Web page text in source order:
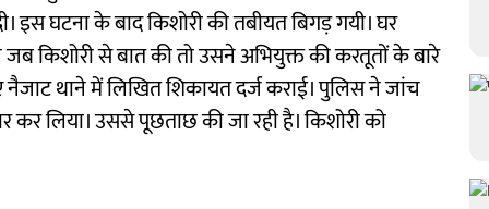
इस घटना के बाद किशोरी की तबीयत बिगड़ गयी। घर
किशोरी से बात की तो उसने अभियुक्त की करतूतों के बारे
नैजाट थाने में लिखित शिकायत दर्ज कराई। पुलिस ने जांच
लिया। उससे पूछताछ की जा रही है। किशोरी को